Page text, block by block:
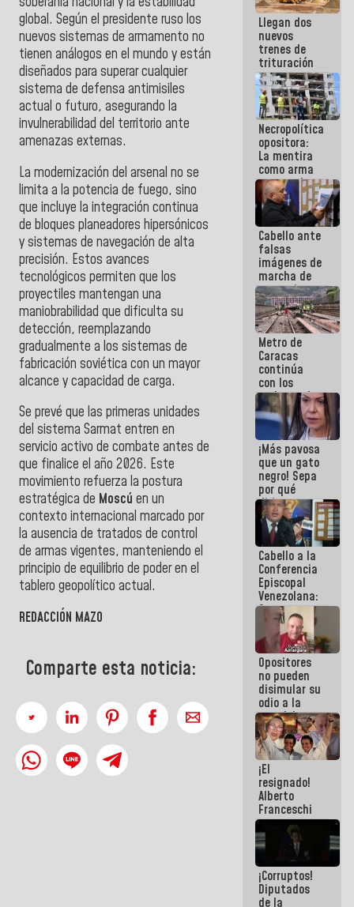
global. Según el presidente ruso los
nuevos sistemas de armamento no
tienen análogos en el mundo y están
diseñados para superar cualquier
sistema de defensa antimisiles
actual o futuro, asegurando la
invulnerabilidad del territorio ante
amenazas externas.
La modernización del arsenal no se
limita a la potencia de fuego, sino
que incluye la integración continua
de bloques planeadores hipersónicos
y sistemas de navegación de alta
precisión. Estos avances
tecnológicos permiten que los
proyectiles mantengan una
maniobrabilidad que dificulta su
detección, reemplazando
gradualmente a los sistemas de
fabricación soviética con un mayor
alcance y capacidad de carga.
Se prevé que las primeras unidades
del sistema Sarmat entren en
servicio activo de combate antes de
que finalice el año 2026. Este
movimiento refuerza la postura
estratégica de Moscú en un
contexto internacional marcado por
la ausencia de tratados de control
de armas vigentes, manteniendo el
principio de equilibrio de poder en el
tablero geopolítico actual.
REDACCIÓN MAZO
Comparte esta noticia:
Llegan dos
nuevos
trenes de
trituración
para
optimizar
manejo de
escombros
en La Guaira
Necropolítica
opositora:
La mentira
como arma
contra el
Pueblo
Cabello ante
falsas
imágenes de
marcha de
extremistas:
Son unos
coberos,
viven de la
mentira
Metro de
Caracas
continúa
con los
trabajos de
mantenimiento
e inspección
en la Línea 2
¡Más pavosa
que un gato
negro! Sepa
por qué
dirigentes
opositores
se
desmarcan
de La Sayo
Cabello a la
Conferencia
Episcopal
Venezolana:
Son unos
inmorales,
ni una
botella de
agua han
llevado
Opositores
no pueden
disimular su
odio a la
paz del
pueblo
¡El
resignado!
Alberto
Franceschi
muestra su
frustración
ante
burguesía
de siempre
¡Corruptos!
Diputados
de la